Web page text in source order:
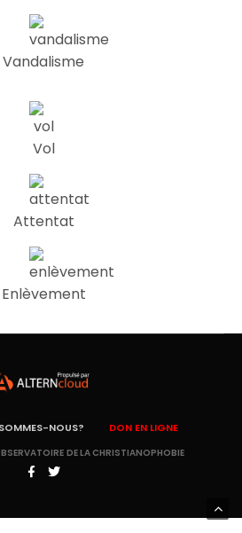
Vandalisme
Vol
Attentat
Enlèvement
NOUS? DON EN LIGNE
DE LA CHRISTIANOPHOBIE